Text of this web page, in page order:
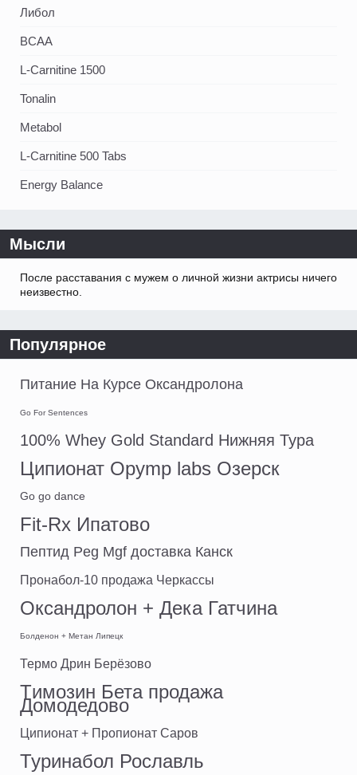
Либол
BCAA
L-Carnitine 1500
Tonalin
Metabol
L-Carnitine 500 Tabs
Energy Balance
Мысли
После расставания с мужем о личной жизни актрисы ничего
неизвестно.
Популярное
Питание На Курсе Оксандролона
Go For Sentences
100% Whey Gold Standard Нижняя Тура
Ципионат Opymp labs Озерск
Go go dance
Fit-Rx Ипатово
Пептид Peg Mgf доставка Канск
Пронабол-10 продажа Черкассы
Оксандролон + Дека Гатчина
Болденон + Метан Липецк
Термо Дрин Берёзово
Tимозин Бета продажа
Домодедово
Ципионат + Пропионат Саров
Туринабол Рославль